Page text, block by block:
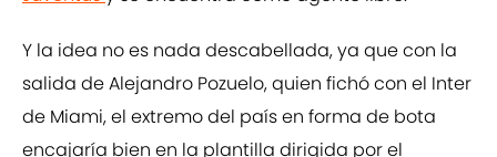
Y la idea no es nada descabellada, ya que con la
salida de Alejandro Pozuelo, quien fichó con el Inter
de Miami, el extremo del país en forma de bota
encajaría bien en la plantilla dirigida por el